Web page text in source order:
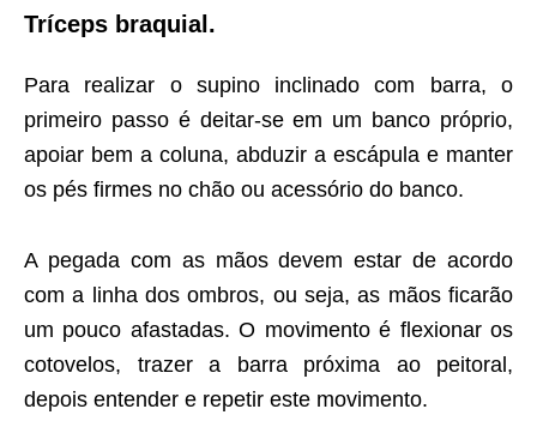
Tríceps braquial.
Para realizar o supino inclinado com barra, o
primeiro passo é deitar-se em um banco próprio,
apoiar bem a coluna, abduzir a escápula e manter
os pés firmes no chão ou acessório do banco.
A pegada com as mãos devem estar de acordo
com a linha dos ombros, ou seja, as mãos ficarão
um pouco afastadas. O movimento é flexionar os
cotovelos, trazer a barra próxima ao peitoral,
depois entender e repetir este movimento.